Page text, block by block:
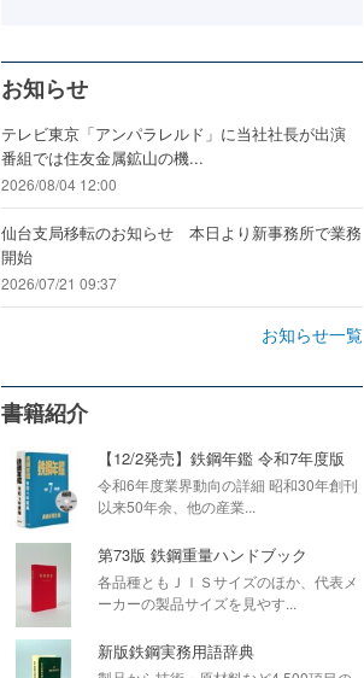
お知らせ
テレビ東京「アンパラレルド」に当社社長が出演
番組では住友金属鉱山の機...
2026/08/04 12:00
仙台支局移転のお知らせ 本日より新事務所で業務
開始
2026/07/21 09:37
お知らせ一覧
書籍紹介
【12/2発売】鉄鋼年鑑 令和7年度版
令和6年度業界動向の詳細 昭和30年創刊
以来50年余、他の産業...
第73版 鉄鋼重量ハンドブック
各品種ともＪＩＳサイズのほか、代表メ
ーカーの製品サイズを見やす...
新版鉄鋼実務用語辞典